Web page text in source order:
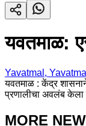
यवतमाळ:
Yavatmal, Yavatmal
यवतमाळ : केंद्र शासनाने
प्रणालीचा अवलंब केला
MORE